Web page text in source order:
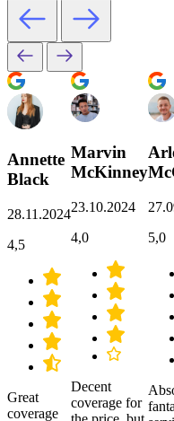
Annette
Black
28.11.2024
4,5
Great
coverage
Marvin
McKinney
23.10.2024
4,0
Decent
coverage for
5,0